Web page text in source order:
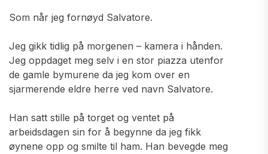
Som når jeg fornøyd Salvatore.
Jeg gikk tidlig på morgenen – kamera i hånden.
Jeg oppdaget meg selv i en stor piazza utenfor
de gamle bymurene da jeg kom over en
sjarmerende eldre herre ved navn Salvatore.
Han satt stille på torget og ventet på
arbeidsdagen sin for å begynne da jeg fikk
øynene opp og smilte til ham. Han bevegde meg